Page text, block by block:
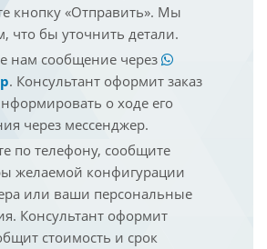
кнопку «Отправить». Мы
что бы уточнить детали.
нам сообщение через
. Консультант оформит заказ
о ходе его
через мессенджер.
по телефону, сообщите
желаемой конфигурации
или ваши персональные
Консультант оформит
стоимость и срок